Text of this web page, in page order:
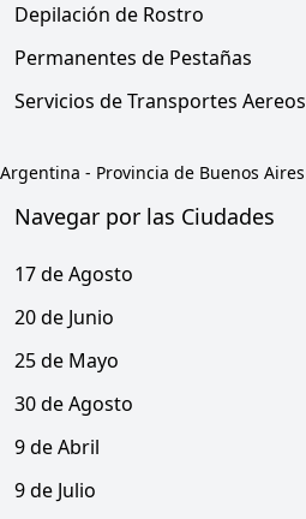
Depilación de Rostro
Permanentes de Pestañas
Servicios de Transportes Aereos
Argentina - Provincia de Buenos Aires
Navegar por las Ciudades
17 de Agosto
20 de Junio
25 de Mayo
30 de Agosto
9 de Abril
9 de Julio